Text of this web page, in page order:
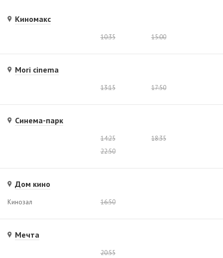
Киномакс
10:35 15:00
Mori cinema
13:15 17:50
Синема-парк
14:25
18:35
22:50
Дом кино
Кинозал 16:50
Мечта
20:55